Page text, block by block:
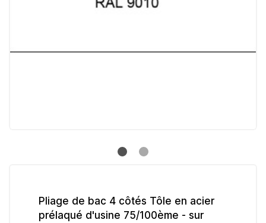
Pliage de bac 4 côtés Tôle en acier
prélaqué d'usine 75/100ème - sur